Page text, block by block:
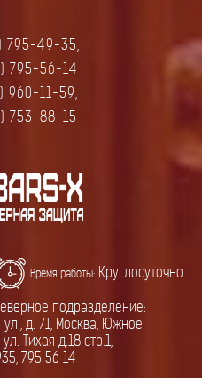
Время работы: Круглосуточно
подразделение:
д. 71, Москва, Южное
Тихая д.18 стр.1,
795 56 14
795-49-35,
795-56-14
960-11-59,
753-88-15